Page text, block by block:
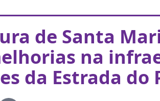
de Santa
na
da Estrada do